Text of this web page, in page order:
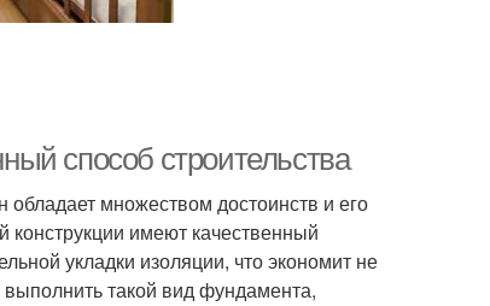
способ строительства
множеством достоинств и его
конструкции имеют качественный
укладки изоляции, что экономит не
такой вид фундамента,